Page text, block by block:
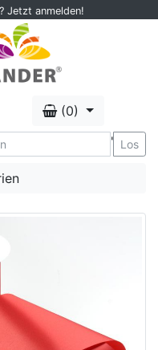
Jetzt anmelden!
(0)
' Los